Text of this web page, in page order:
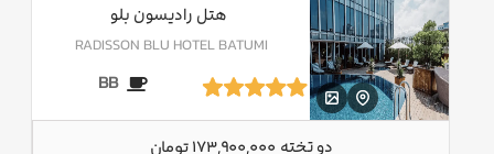
هتل رادیسون بلو
RADISSON BLU HOTEL BATUMI
BB
دو تخته 173,900,000 تومان